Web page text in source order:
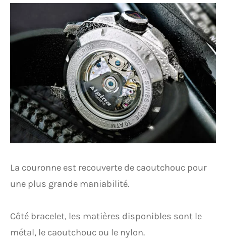
La couronne est recouverte de caoutchouc pour
une plus grande maniabilité.
Côté bracelet, les matières disponibles sont le
métal, le caoutchouc ou le nylon.